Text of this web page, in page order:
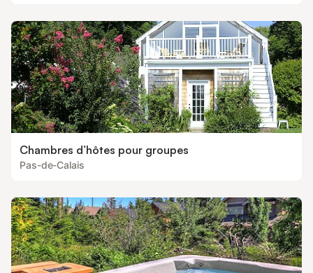
Chambres d’hôtes pour groupes
Pas-de-Calais